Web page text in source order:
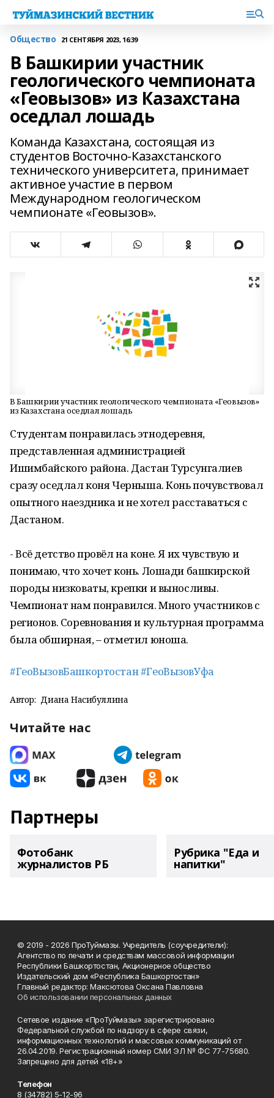
Общество 21 СЕНТЯБРЯ 2023, 16:39
В Башкирии участник
геологического чемпионата
«Геовызов» из Казахстана
оседлал лошадь
Команда Казахстана, состоящая из
студентов Восточно-Казахстанского
технического университета, принимает
активное участие в первом
Международном геологическом
чемпионате «Геовызов».
В Башкирии участник геологического чемпионата «Геовызов»
из Казахстана оседлал лошадь
Студентам понравилась этнодеревня,
представленная администрацией
Ишимбайского района. Дастан Турсунгалиев
сразу оседлал коня Черныша. Конь почувствовал
опытного наездника и не хотел расставаться с
Дастаном.
- Всё детство провёл на коне. Я их чувствую и
понимаю, что хочет конь. Лошади башкирской
породы низковаты, крепки и выносливы.
Чемпионат нам понравился. Много участников с
регионов. Соревнования и культурная программа
была обширная, – отметил юноша.
#ГеоВызовБашкортостан#ГеоВызовУфа
Автор: Диана Насибуллина
Читайте нас
Партнеры
Фотобанк
журналистов РБ
Рубрика "Еда и
напитки"
© 2019 - 2026 ПроТуймазы. Учредитель (соучредители):
Агентство по печати и средствам массовой информации
Республики Башкортостан, Акционерное общество
Издательский дом «Республика Башкортостан»
Главный редактор: Максютова Оксана Павловна
Об использовании персональных данных
Сетевое издание «ПроТуймазы» зарегистрировано
Федеральной службой по надзору в сфере связи,
информационных технологий и массовых коммуникаций от
26.04.2019. Регистрационный номер СМИ ЭЛ № ФС 77-75680.
Запрещено для детей «18+»
Телефон
8 (34782) 5-12-96